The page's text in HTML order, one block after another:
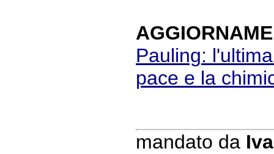
Pauling:
pace e la
mandato da